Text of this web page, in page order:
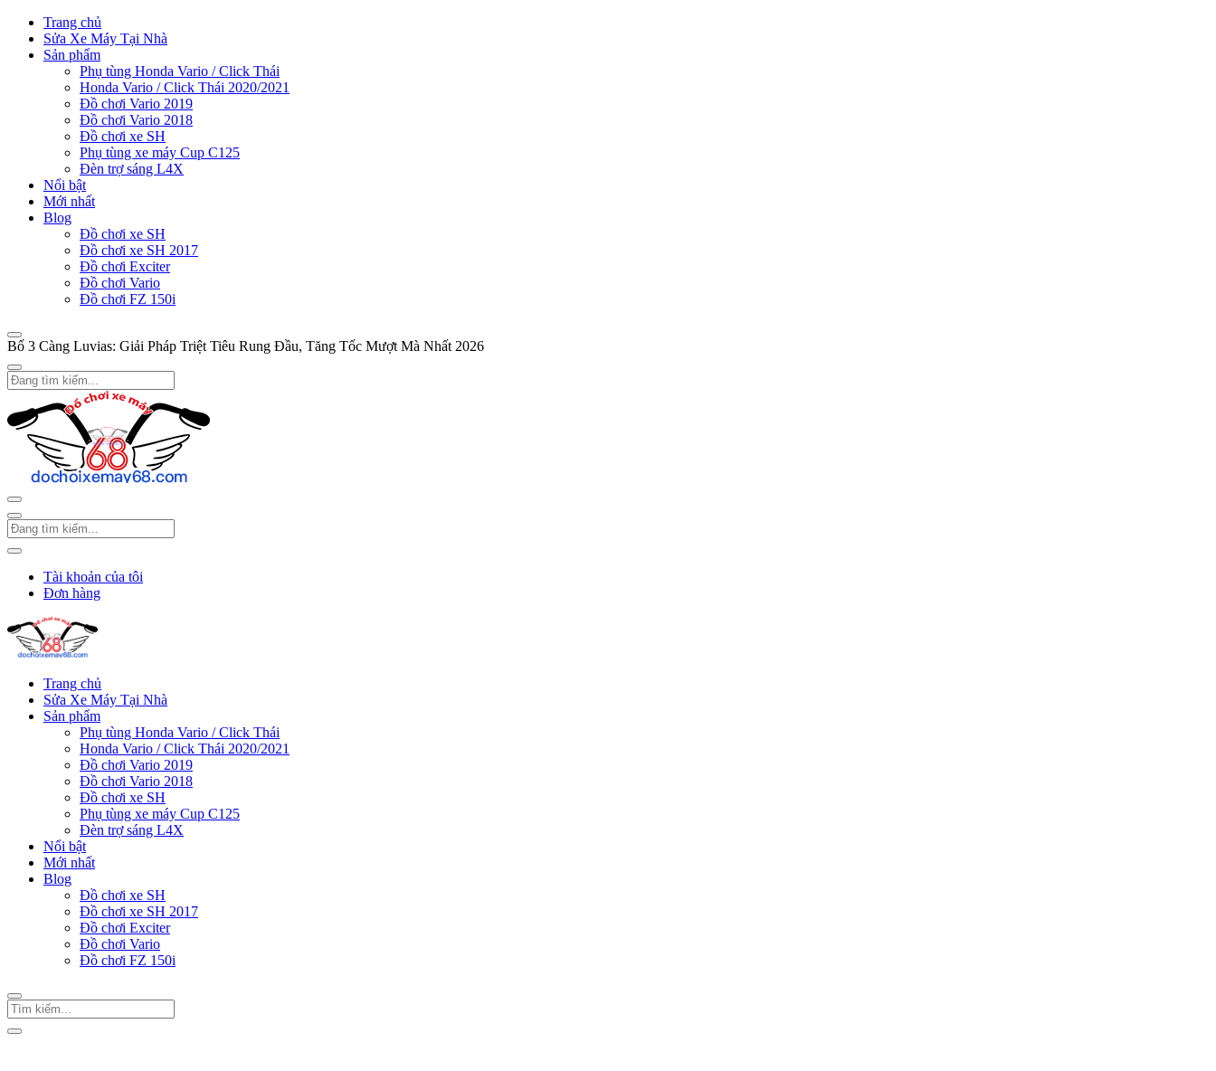
Trang chủ
Sửa Xe Máy Tại Nhà
Sản phẩm
Phụ tùng Honda Vario / Click Thái
Honda Vario / Click Thái 2020/2021
Đồ chơi Vario 2019
Đồ chơi Vario 2018
Đồ chơi xe SH
Phụ tùng xe máy Cup C125
Đèn trợ sáng L4X
Nổi bật
Mới nhất
Blog
Đồ chơi xe SH
Đồ chơi xe SH 2017
Đồ chơi Exciter
Đồ chơi Vario
Đồ chơi FZ 150i
Bố 3 Càng Luvias: Giải Pháp Triệt Tiêu Rung Đầu, Tăng Tốc Mượt Mà Nhất 2026
Tài khoản của tôi
Đơn hàng
Trang chủ
Sửa Xe Máy Tại Nhà
Sản phẩm
Phụ tùng Honda Vario / Click Thái
Honda Vario / Click Thái 2020/2021
Đồ chơi Vario 2019
Đồ chơi Vario 2018
Đồ chơi xe SH
Phụ tùng xe máy Cup C125
Đèn trợ sáng L4X
Nổi bật
Mới nhất
Blog
Đồ chơi xe SH
Đồ chơi xe SH 2017
Đồ chơi Exciter
Đồ chơi Vario
Đồ chơi FZ 150i